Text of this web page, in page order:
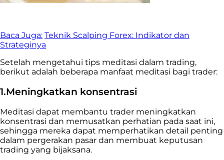
Baca Juga: Teknik Scalping Forex: Indikator dan
Strateginya
Setelah mengetahui tips meditasi dalam trading,
berikut adalah beberapa manfaat meditasi bagi trader:
1.Meningkatkan konsentrasi
Meditasi dapat membantu trader meningkatkan
konsentrasi dan memusatkan perhatian pada saat ini,
sehingga mereka dapat memperhatikan detail penting
dalam pergerakan pasar dan membuat keputusan
trading yang bijaksana.